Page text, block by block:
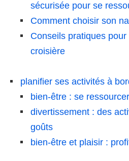
sécurisée pour se
Comment choisir son
Conseils pratiques
croisière
planifier ses activités à
bien-être : se
divertissement : des
goûts
bien-être et plaisir :